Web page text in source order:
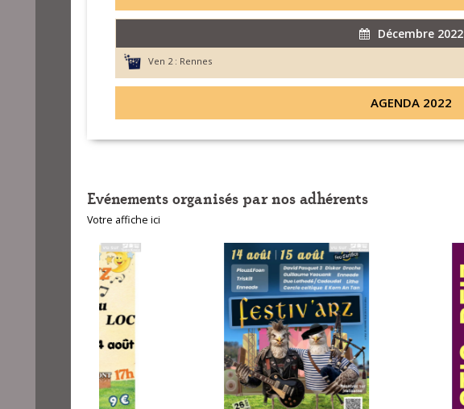
Décembre 2022
Ven 2 : Rennes
AGENDA 2022
Evénements organisés par nos adhérents
Votre affiche ici